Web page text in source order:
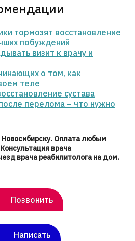
тормозят восстановление
побуждений
визит к врачу и
о том, как
теле
сустава
перелома – что нужно
Новосибирску. Оплата любым
врача
врача реабилитолога на дом.
Позвонить
Написать